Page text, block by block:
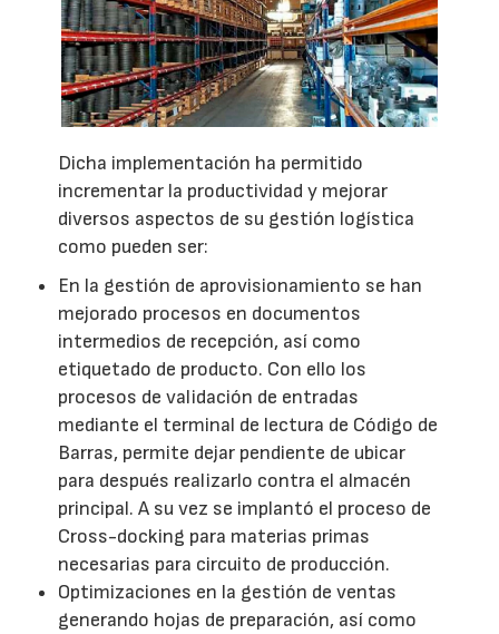
Dicha implementación ha permitido
incrementar la productividad y mejorar
diversos aspectos de su gestión logística
como pueden ser:
En la gestión de aprovisionamiento se han
mejorado procesos en documentos
intermedios de recepción, así como
etiquetado de producto. Con ello los
procesos de validación de entradas
mediante el terminal de lectura de Código de
Barras, permite dejar pendiente de ubicar
para después realizarlo contra el almacén
principal. A su vez se implantó el proceso de
Cross-docking para materias primas
necesarias para circuito de producción.
Optimizaciones en la gestión de ventas
generando hojas de preparación, así como